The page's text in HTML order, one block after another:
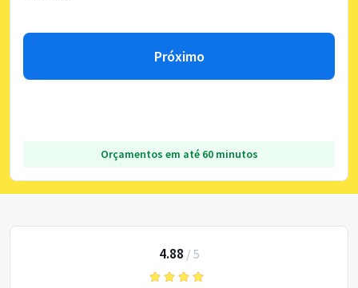
Próximo
Orçamentos em até 60 minutos
4.88 / 5